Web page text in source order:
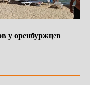
у оренбуржцев